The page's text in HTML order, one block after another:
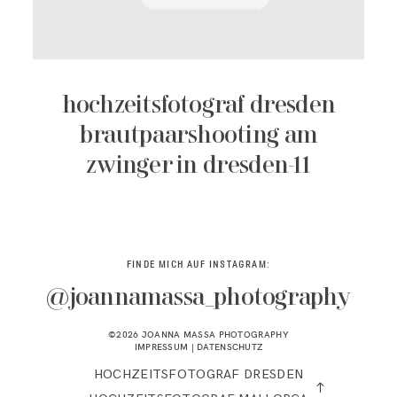
hochzeitsfotograf dresden
brautpaarshooting am
zwinger in dresden-11
FINDE MICH AUF INSTAGRAM:
@joannamassa_photography
©2026 JOANNA MASSA PHOTOGRAPHY
IMPRESSUM | DATENSCHUTZ
HOCHZEITSFOTOGRAF DRESDEN